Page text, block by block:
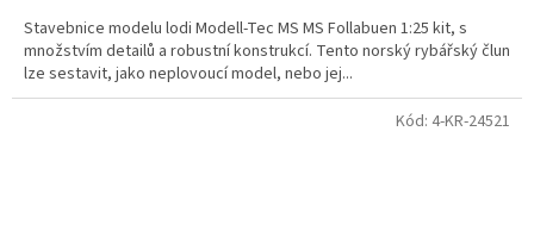
Stavebnice modelu lodi Modell-Tec MS MS Follabuen 1:25 kit, s
množstvím detailů a robustní konstrukcí. Tento norský rybářský člun
lze sestavit, jako neplovoucí model, nebo jej...
Kód: 4-KR-24521